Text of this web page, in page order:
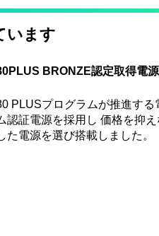
います
BRONZE認定取得電
PLUSプログラムが推進す
認証電源を採用し 価格を抑
た電源を選び搭載しました。